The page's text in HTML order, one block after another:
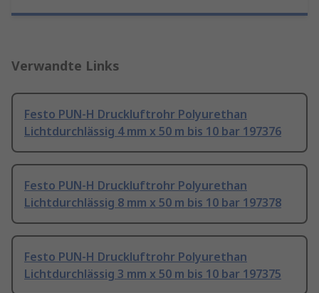
Verwandte Links
Festo PUN-H Druckluftrohr Polyurethan
Lichtdurchlässig 4 mm x 50 m bis 10 bar 197376
Festo PUN-H Druckluftrohr Polyurethan
Lichtdurchlässig 8 mm x 50 m bis 10 bar 197378
Festo PUN-H Druckluftrohr Polyurethan
Lichtdurchlässig 3 mm x 50 m bis 10 bar 197375